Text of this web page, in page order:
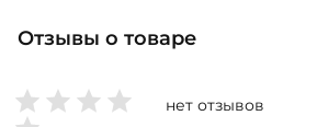
Отзывы о товаре
нет отзывов